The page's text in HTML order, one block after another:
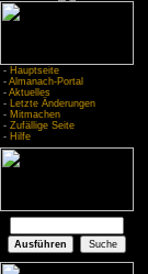
- Hauptseite
- Almanach-Portal
- Aktuelles
- Letzte Änderungen
- Mitmachen
- Zufällige Seite
- Hilfe